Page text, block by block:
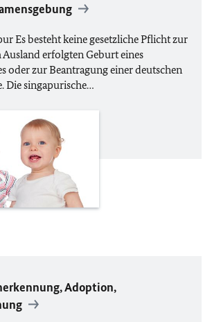
Es besteht keine gesetzliche Pflicht zur
Ausland erfolgten Geburt eines
oder zur Beantragung einer deutschen
Die singapurische…
Adoption,